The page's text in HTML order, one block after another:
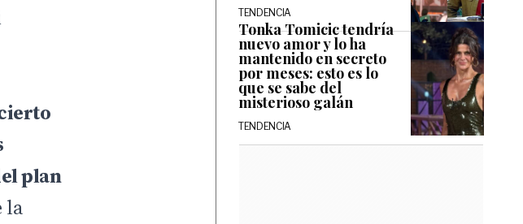
plan
la
TENDENCIA
Tonka Tomicic tendría
nuevo amor y lo ha
mantenido en secreto
por meses: esto es lo
que se sabe del
misterioso galán
TENDENCIA